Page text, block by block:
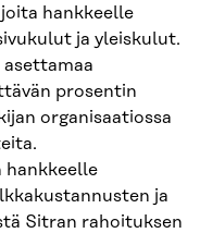
hankkeelle
ja yleiskulut.
prosentin
organisaatiossa
hankkeelle
ja
Sitran rahoituksen